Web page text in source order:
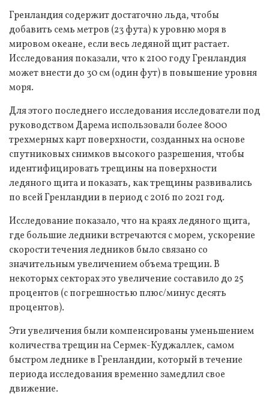
Гренландия содержит достаточно льда, чтобы
добавить семь метров (23 фута) к уровню моря в
мировом океане, если весь ледяной щит растает.
Исследования показали, что к 2100 году Гренландия
может внести до 30 см (один фут) в повышение уровня
моря.
Для этого последнего исследования исследователи под
руководством Дарема использовали более 8000
трехмерных карт поверхности, созданных на основе
спутниковых снимков высокого разрешения, чтобы
идентифицировать трещины на поверхности
ледяного щита и показать, как трещины развивались
по всей Гренландии в период с 2016 по 2021 год.
Исследование показало, что на краях ледяного щита,
где большие ледники встречаются с морем, ускорение
скорости течения ледников было связано со
значительным увеличением объема трещин. В
некоторых секторах это увеличение составило до 25
процентов (с погрешностью плюс/минус десять
процентов).
Эти увеличения были компенсированы уменьшением
количества трещин на Сермек-Куджаллек, самом
быстром леднике в Гренландии, который в течение
периода исследования временно замедлил свое
движение.